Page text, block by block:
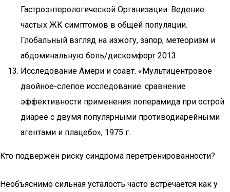
Гастроэнтерологической Организации. Ведение
частых ЖК симптомов в общей популяции.
Глобальный взгляд на изжогу, запор, метеоризм и
абдоминальную боль/дискомфорт 2013
Исследование Амери и соавт. «Мультицентровое
двойное-слепое исследование: сравнение
эффективности применения лоперамида при острой
диарее с двумя популярными противодиарейными
агентами и плацебо», 1975 г.
Кто подвержен риску синдрома перетренированности?
Необъяснимо сильная усталость часто встречается как у